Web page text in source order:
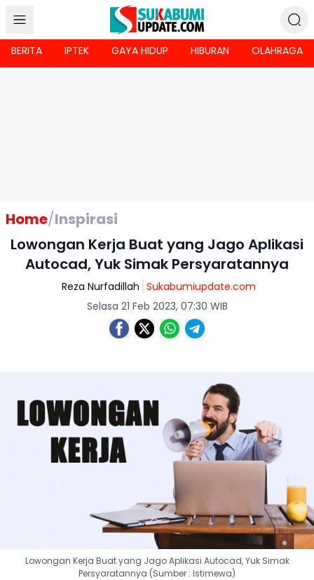
BERITA IPTEK GAYA HIDUP HIBURAN OLAHRAGA
Home/Inspirasi
Lowongan Kerja Buat yang Jago Aplikasi
Autocad, Yuk Simak Persyaratannya
Reza Nurfadillah Sukabumiupdate.com
Selasa 21 Feb 2023, 07:30 WIB
Lowongan Kerja Buat yang Jago Aplikasi Autocad, Yuk Simak
Persyaratannya (Sumber : Istimewa)